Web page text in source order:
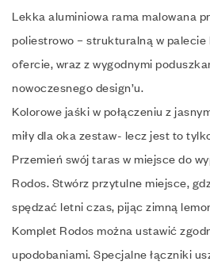
Lekka aluminiowa rama malowana
poliestrowo – strukturalną w
ofercie, wraz z wygodnymi
nowoczesnego design’u.
Kolorowe jaśki w połączeniu z
miły dla oka zestaw- lecz jest to
Przemień swój taras w miejsce do
Rodos. Stwórz przytulne miejsce,
spędzać letni czas, pijąc zimną
Komplet Rodos można ustawić
upodobaniami. Specjalne łączniki